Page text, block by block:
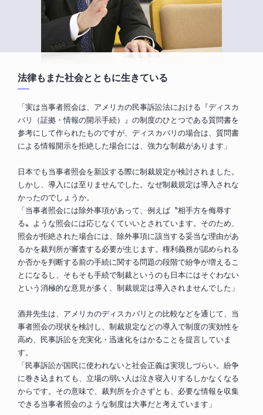
法律もまた社会とともに生きている
「実は当事者照会は、アメリカの民事訴訟法における『ディスカ
バリ（証拠・情報の開示手続）』の制度のひとつである質問書を
参考にして作られたものですが、ディスカバリの場合は、質問書
による情報開示を拒絶した場合には、強力な制裁があります」
日本でも当事者照会を新設する際に制裁規定が検討されました。
しかし、導入には至りませんでした。なぜ制裁規定は導入されな
かったのでしょうか。
「当事者照会には除外事項があって、例えば〝相手方を侮辱す
る〟ような照会には応じなくていいとされています。そのため、
照会が拒絶された場合には、除外事項に該当する妥当な理由があ
るかを裁判所が審査する必要が生じます。権利義務が認められる
か否かを判断する前の手続に関する問題の段階で紛争が増えるこ
とになるし、そもそも手続で制裁というのも日本にはそぐわない
という消極的な意見が多く、制裁規定は導入されませんでした」
酒井先生は、アメリカのディスカバリとの比較などを通じて、当
事者照会の現状を検討し、制裁規定などの導入で制度の実効性を
高め、民事訴訟を充実化・迅速化をはかることを提言していま
す。
「民事訴訟が国民に使われないと社会正義は実現しづらい。紛争
に巻き込まれても、立場の弱い人は泣き寝入りするしかなくなる
からです。その意味で、裁判所を介さずとも、必要な情報を収集
できる当事者照会のような制度は大事だと考えています」